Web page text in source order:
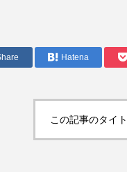
Hatena
この記事のタイ